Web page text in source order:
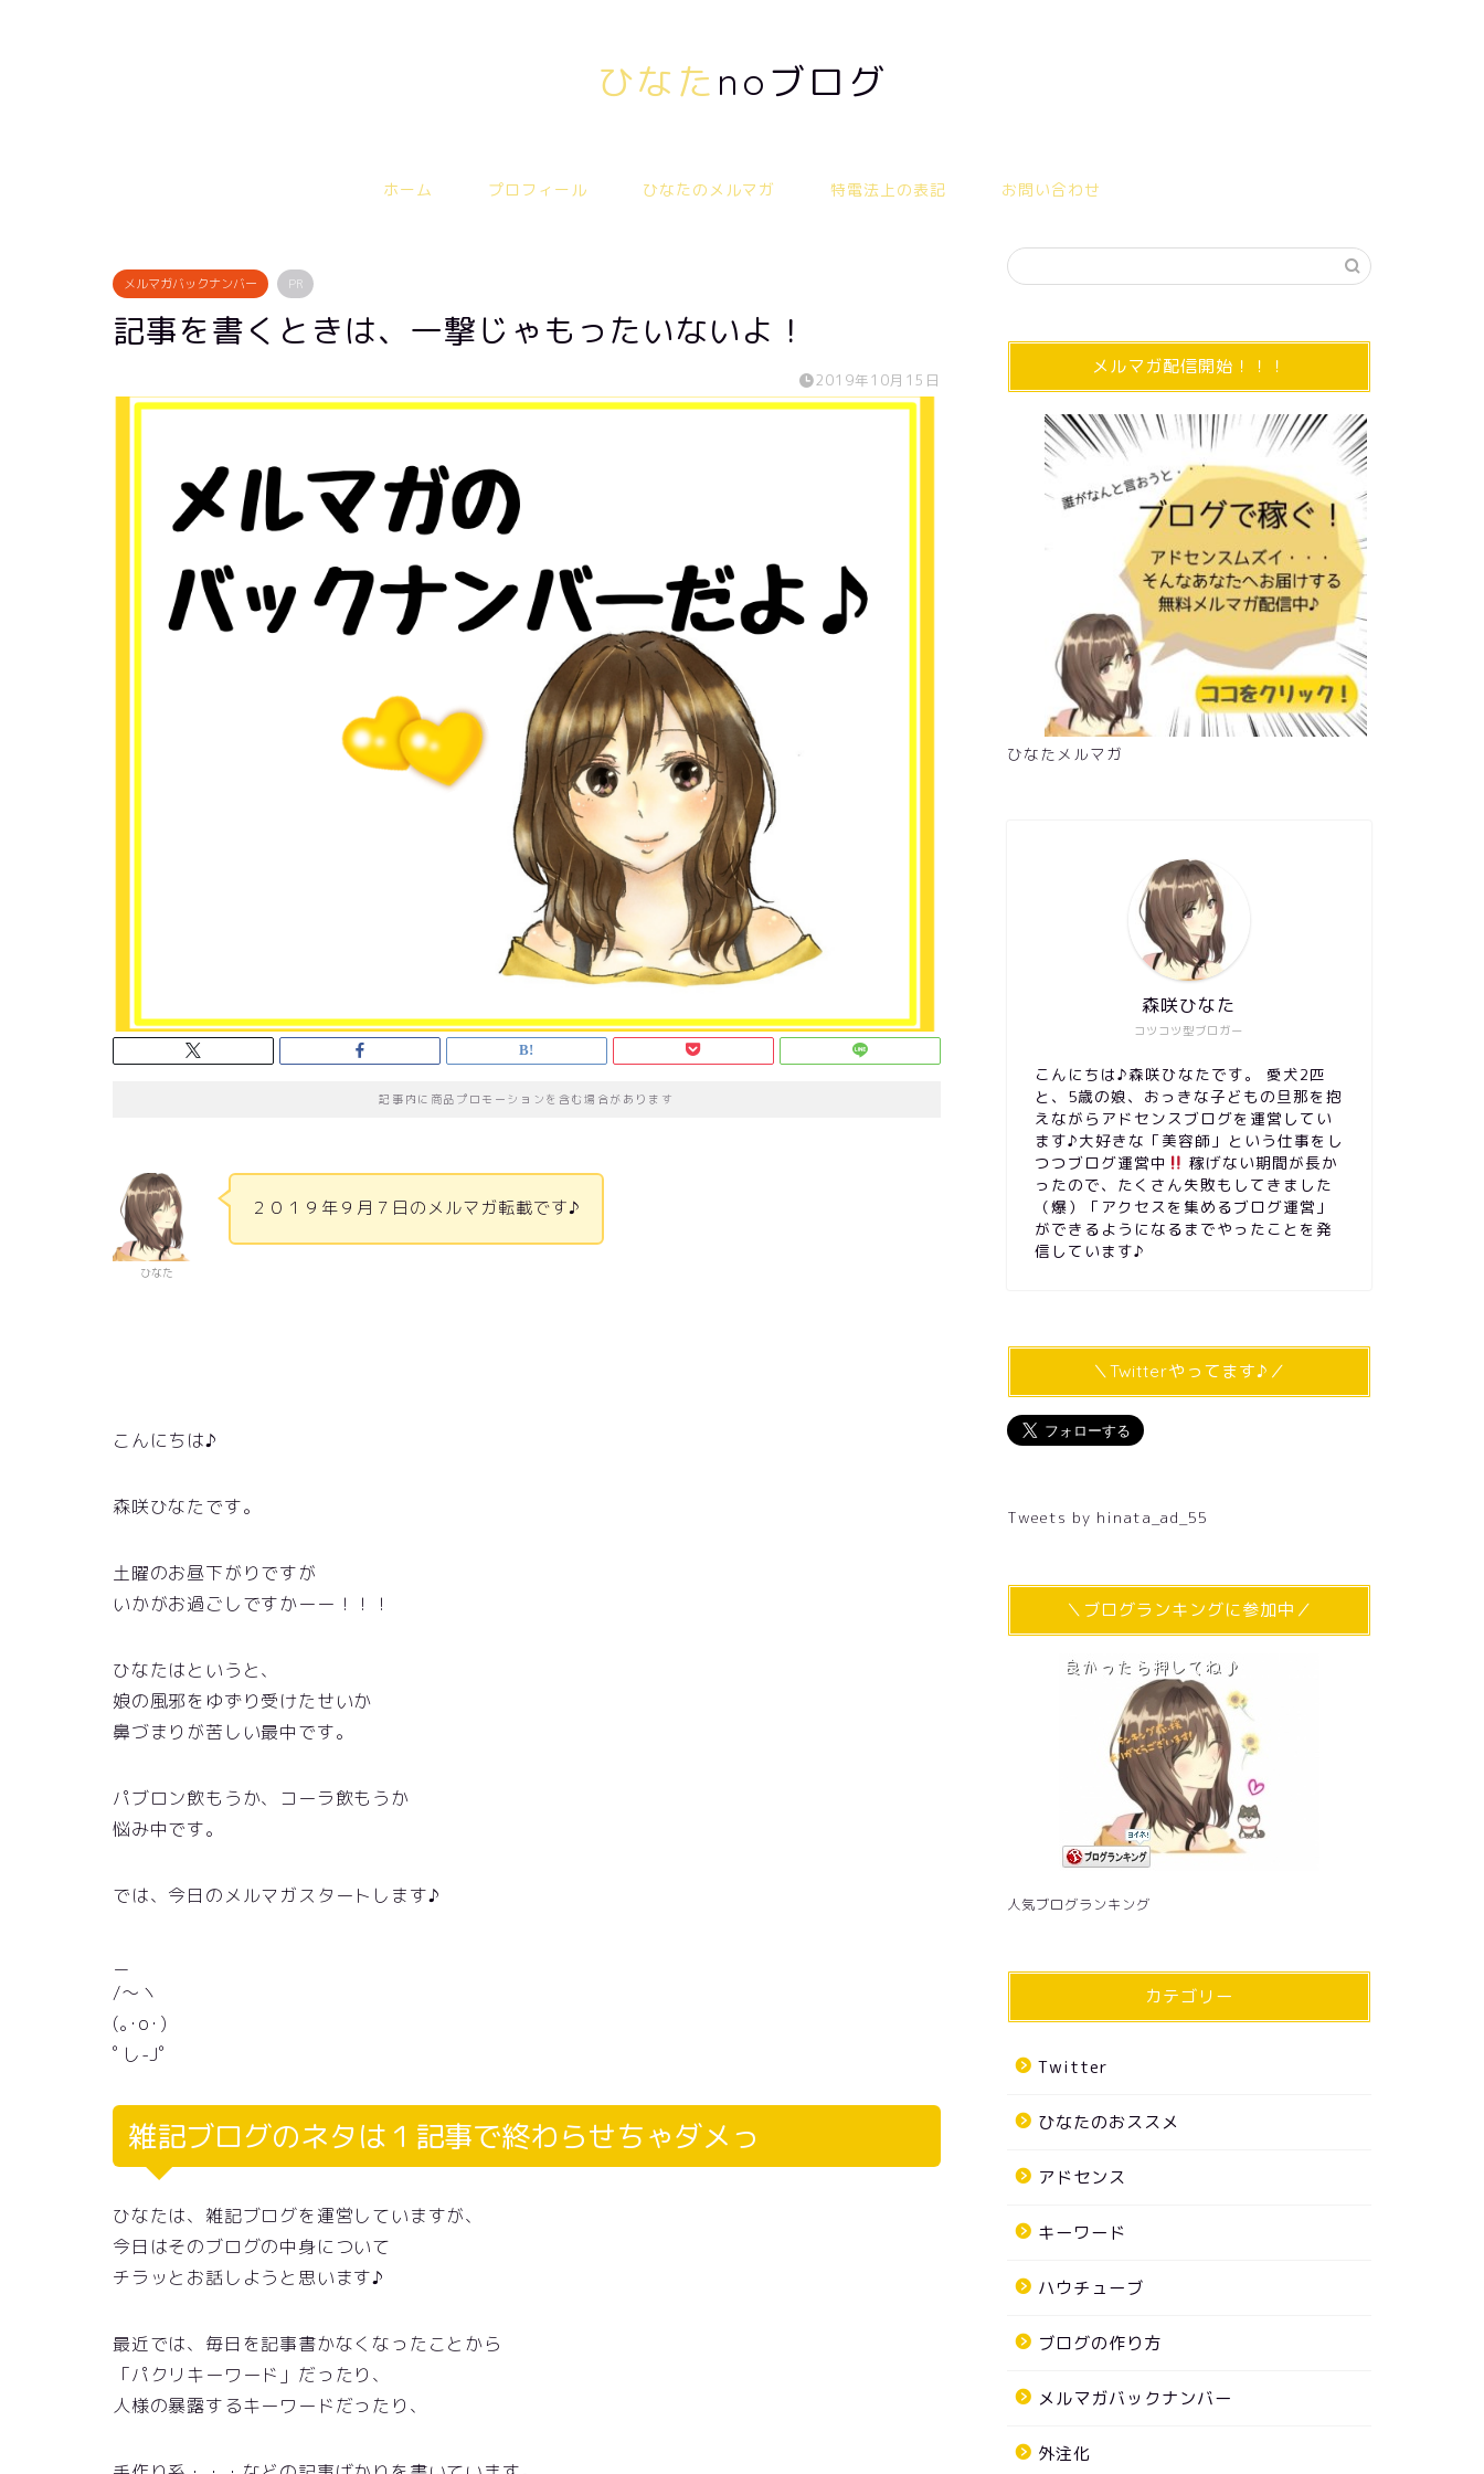
ひなた noブログ
ホーム プロフィール ひなたのメルマガ 特電法上の表記 お問い合わせ
メルマガバックナンバー PR
記事を書くときは、一撃じゃもったいないよ！
2019年10月15日
記事内に商品プロモーションを含む場合があります
ひなた
２０１９年９月７日のメルマガ転載です♪
こんにちは♪
森咲ひなたです。
土曜のお昼下がりですが
いかがお過ごしですかーー！！！
ひなたはというと、
娘の風邪をゆずり受けたせいか
鼻づまりが苦しい最中です。
パブロン飲もうか、コーラ飲もうか
悩み中です。
では、今日のメルマガスタートします♪
/〜ヽ
(｡･o･)
ﾟし-Jﾟ
雑記ブログのネタは１記事で終わらせちゃダメっ
ひなたは、雑記ブログを運営していますが、
今日はそのブログの中身について
チラッとお話しようと思います♪
最近では、毎日を記事書かなくなったことから
「パクリキーワード」だったり、
人様の暴露するキーワードだったり、
メルマガ配信開始！！！
ひなたメルマガ
コツコツ型ブロガー
森咲ひなた
こんにちは♪森咲ひなたです。 愛犬2匹
と、5歳の娘、おっきな子どもの旦那を抱
えながらアドセンスブログを運営してい
ます♪大好きな「美容師」という仕事をし
つつブログ運営中
稼げない期間が長か
ったので、たくさん失敗もしてきました
（爆）「アクセスを集めるブログ運営」
ができるようになるまでやったことを発
信しています♪
＼Twitterやってます♪／
Tweets by hinata_ad_55
＼ブログランキングに参加中／
人気ブログランキング
カテゴリー
Twitter
ひなたのおススメ
アドセンス
キーワード
ハウチューブ
ブログの作り方
メルマガバックナンバー
外注化